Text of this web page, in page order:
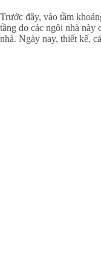
Trước đây, vào tầm
tầng do các ngôi nhà này
nhà. Ngày nay, thiết kế,